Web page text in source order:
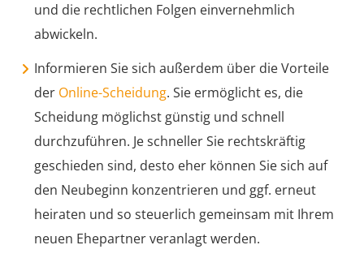
und die rechtlichen Folgen einvernehmlich
abwickeln.
Informieren Sie sich außerdem über die Vorteile
der Online-Scheidung. Sie ermöglicht es, die
Scheidung möglichst günstig und schnell
durchzuführen. Je schneller Sie rechtskräftig
geschieden sind, desto eher können Sie sich auf
den Neubeginn konzentrieren und ggf. erneut
heiraten und so steuerlich gemeinsam mit Ihrem
neuen Ehepartner veranlagt werden.